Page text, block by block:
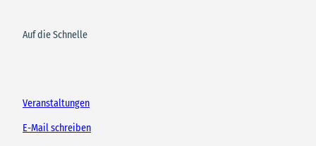
Auf die Schnelle
Veranstaltungen
E-Mail schreiben